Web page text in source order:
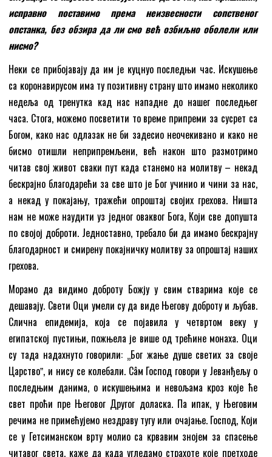
исправно поставимо према неизвесности сопственог
опстанка, без обзира да ли смо већ озбиљно оболели или
нисмо?
Неки се прибојавају да им је куцнуо последњи час. Искушење
са коронавирусом има ту позитивну страну што имамо неколико
недеља од тренутка кад нас нападне до нашег последњег
часа. Стога, можемо посветити то време припреми за сусрет са
Богом, како нас одлазак не би задесио неочекивано и како не
бисмо отишли неприпремљени, већ након што размотримо
читав свој живот сваки пут када станемо на молитву – некад
бескрајно благодарећи за све што је Бог учинио и чини за нас,
а некад у покајању, тражећи опроштај својих грехова. Ништа
нам не може наудити уз једног оваквог Бога, Који све допушта
по својој доброти. Једноставно, требало би да имамо бескрајну
благодарност и смирену покајничку молитву за опроштај наших
грехова.
Морамо да видимо доброту Божју у свим стварима које се
дешавају. Свети Оци умели су да виде Његову доброту и љубав.
Слична епидемија, која се појавила у четвртом веку у
египатској пустињи, пожњела је више од трећине монаха. Оци
су тада надахнуто говорили: „Бог жање душе светих за своје
Царствоˮ, и нису се колебали. Сâм Господ говори у Јеванђељу о
последњим данима, о искушењима и невољама кроз које ће
свет проћи пре Његовог Другог доласка. Па ипак, у Његовим
речима не примећујемо нездраву тугу или очајање. Господ, Који
се у Гетсиманском врту молио са крвавим знојем за спасење
читавог света, каже да када угледамо страхоте које претходе